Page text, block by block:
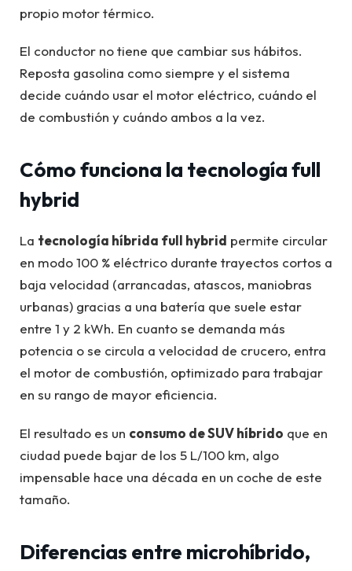
propio motor térmico.
El conductor no tiene que cambiar sus hábitos.
Reposta gasolina como siempre y el sistema
decide cuándo usar el motor eléctrico, cuándo el
de combustión y cuándo ambos a la vez.
Cómo funciona la tecnología full
hybrid
La tecnología híbrida full hybrid permite circular
en modo 100 % eléctrico durante trayectos cortos a
baja velocidad (arrancadas, atascos, maniobras
urbanas) gracias a una batería que suele estar
entre 1 y 2 kWh. En cuanto se demanda más
potencia o se circula a velocidad de crucero, entra
el motor de combustión, optimizado para trabajar
en su rango de mayor eficiencia.
El resultado es un consumo de SUV híbrido que en
ciudad puede bajar de los 5 L/100 km, algo
impensable hace una década en un coche de este
tamaño.
Diferencias entre microhíbrido,